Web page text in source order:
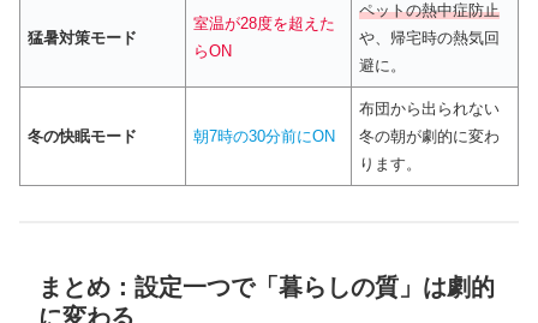
猛暑対策モード
室温が28度を超えた
らON
ペットの熱中症防止
や、帰宅時の熱気回
避に。
冬の快眠モード 朝7時の30分前にON
布団から出られない
冬の朝が劇的に変わ
ります。
まとめ：設定一つで「暮らしの質」は劇的
に変わる